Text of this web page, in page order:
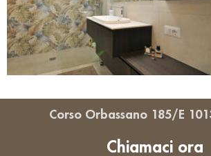
Corso Orbassano 185/E
Chiamaci ora